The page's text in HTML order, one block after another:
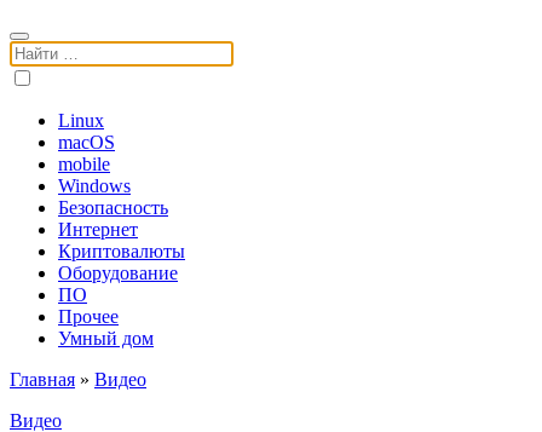
Поиск:
Linux
macOS
mobile
Windows
Безопасность
Интернет
Криптовалюты
Оборудование
ПО
Прочее
Умный дом
Главная » Видео
Видео